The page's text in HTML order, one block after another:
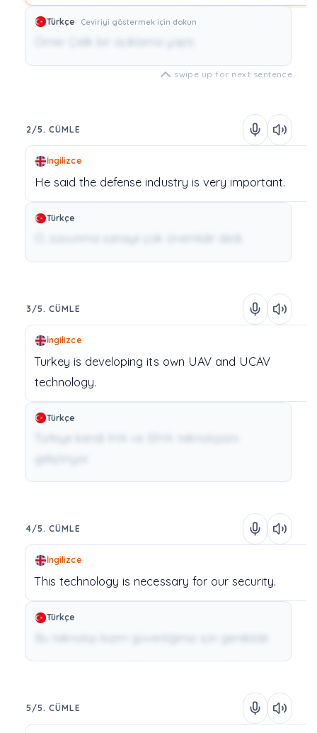
Türkçe Çeviriyi göstermek için dokun
swipe up for next sentence
2/5. CÜMLE
İngilizce
He said the defense industry is very important.
Türkçe
3/5. CÜMLE
İngilizce
Turkey is developing its own UAV and UCAV
technology.
Türkçe
4/5. CÜMLE
İngilizce
This technology is necessary for our security.
Türkçe
Bu teknoloji bizim güvenliğimiz için gereklidir.
5/5. CÜMLE